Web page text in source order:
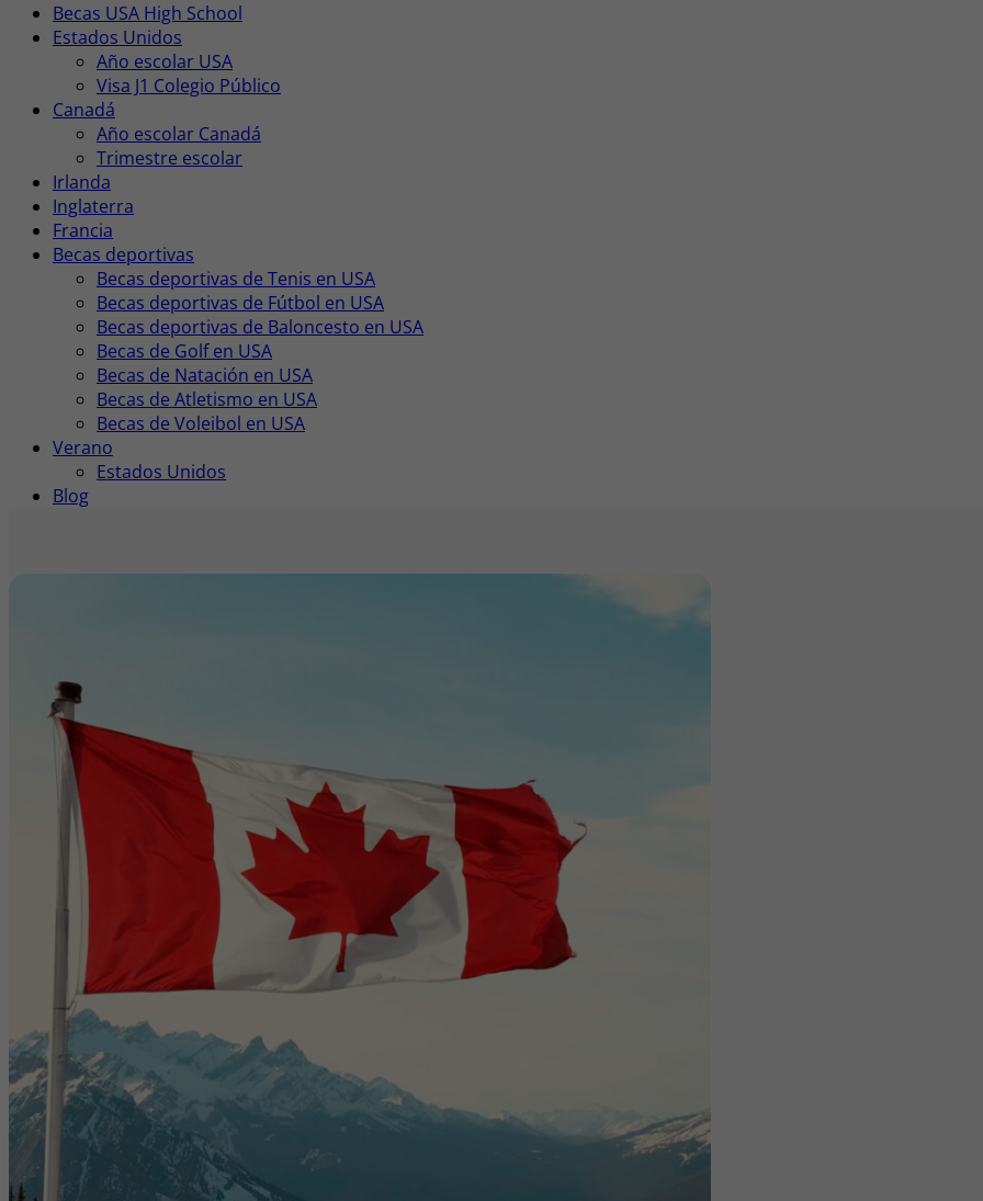
Becas USA High School
Estados Unidos
Año escolar USA
Visa J1 Colegio Público
Canadá
Año escolar Canadá
Trimestre escolar
Irlanda
Inglaterra
Francia
Becas deportivas
Becas deportivas de Tenis en USA
Becas deportivas de Fútbol en USA
Becas deportivas de Baloncesto en USA
Becas de Golf en USA
Becas de Natación en USA
Becas de Atletismo en USA
Becas de Voleibol en USA
Verano
Estados Unidos
Blog